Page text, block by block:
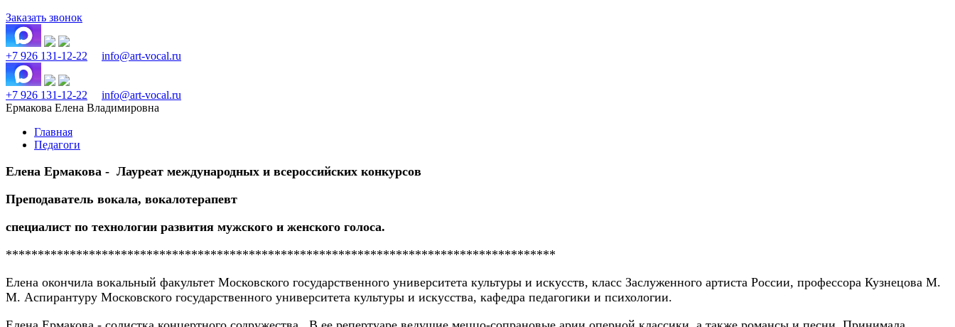
Заказать звонок
+7 926 131-12-22 info@art-vocal.ru
+7 926 131-12-22
info@art-vocal.ru
Ермакова Елена Владимировна
Главная
Педагоги
Елена Ермакова - Лауреат международных и всероссийских конкурсов
Преподаватель вокала, вокалотерапевт
специалист по технологии развития мужского и женского голоса.
**************************************************************************************
Елена окончила вокальный факультет Московского государственного университета культуры и искусств, класс Заслуженного артиста России, профессора Кузнецова М.
М. Аспирантуру Московского государственного университета культуры и искусства, кафедра педагогики и психологии.